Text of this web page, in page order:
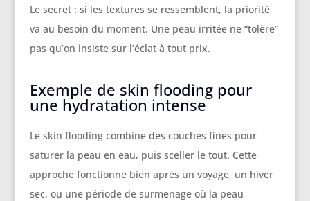
Le secret : si les textures se ressemblent, la priorité
va au besoin du moment. Une peau irritée ne “tolère”
pas qu’on insiste sur l’éclat à tout prix.
Exemple de skin flooding pour
une hydratation intense
Le skin flooding combine des couches fines pour
saturer la peau en eau, puis sceller le tout. Cette
approche fonctionne bien après un voyage, un hiver
sec, ou une période de surmenage où la peau